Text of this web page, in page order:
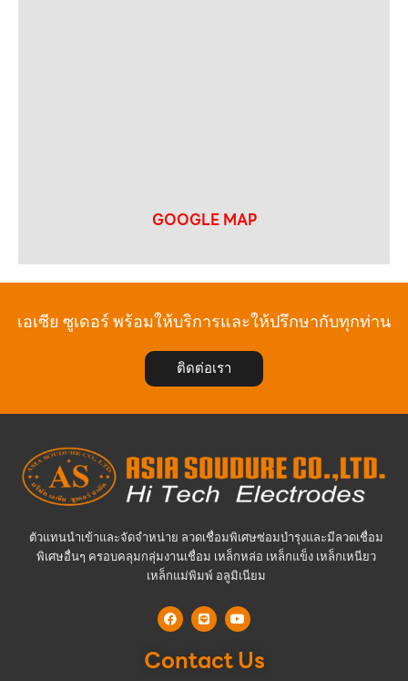
GOOGLE MAP
เอเซีย ซูเดอร์ พร้อมให้บริการและให้ปรึกษากับทุกท่าน
ติดต่อเรา
ตัวแทนนำเข้าและจัดจำหน่าย ลวดเชื่อมพิเศษซ่อมบำรุงและมีลวดเชื่อม
พิเศษอื่นๆ ครอบคลุมกลุ่มงานเชื่อม เหล็กหล่อ เหล็กแข็ง เหล็กเหนียว
เหล็กแม่พิมพ์ อลูมิเนียม
Contact Us